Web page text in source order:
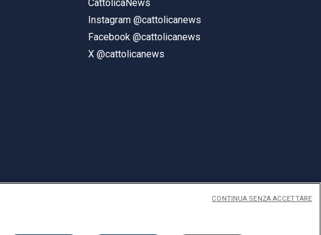
CattolicaNews
Instagram @cattolicanews
Facebook @cattolicanews
X @cattolicanews
CONTINUA SENZA ACCETTARE